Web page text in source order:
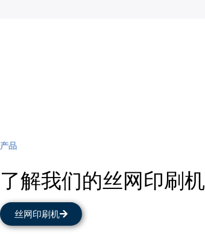
产品
了解我们的丝网印刷机
丝网印刷机